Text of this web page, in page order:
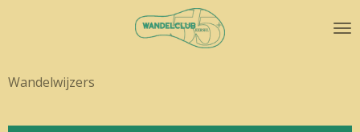
de
hoofdinhoud
Wandelwijzers